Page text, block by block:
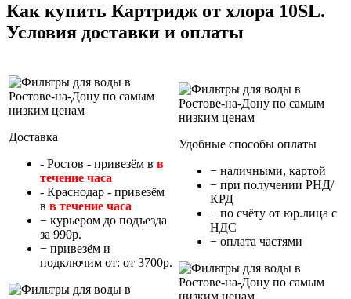
Как купить Картридж от хлора 10SL.
Условия доставки и оплаты
Доставка
- Ростов - привезём в в
течение часа
- Краснодар - привезём
в в течение часа
− курьером до подъезда
за 990р.
− привезём и
подключим от: от 3700р.
Удобные способы оплаты
− наличными, картой
− при получении РНД/
КРД
− по счёту от юр.лица с
НДС
− оплата частями